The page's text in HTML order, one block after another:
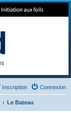
Connexion
Inscription
Le Bateau